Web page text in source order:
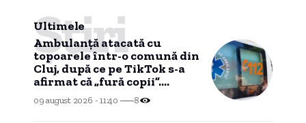
Ultimele
Știri
Ambulanță atacată cu
topoarele într-o comună din
Cluj, după ce pe TikTok s-a
afirmat că „fură copii”.
Șoferul a fost rănit.
09 august 2026 - 11:40 8